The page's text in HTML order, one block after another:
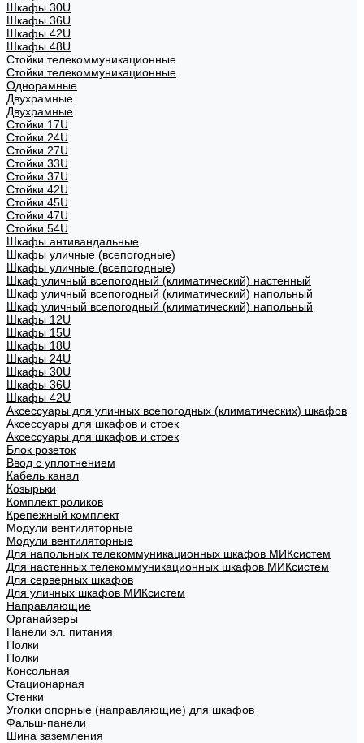
Шкафы 30U
Шкафы 36U
Шкафы 42U
Шкафы 48U
Стойки телекоммуникационные
Стойки телекоммуникационные
Однорамные
Двухрамные
Двухрамные
Стойки 17U
Стойки 24U
Стойки 27U
Стойки 33U
Стойки 37U
Стойки 42U
Стойки 45U
Стойки 47U
Стойки 54U
Шкафы антивандальные
Шкафы уличные (всепогодные)
Шкафы уличные (всепогодные)
Шкаф уличный всепогодный (климатический) настенный
Шкаф уличный всепогодный (климатический) напольный
Шкаф уличный всепогодный (климатический) напольный
Шкафы 12U
Шкафы 15U
Шкафы 18U
Шкафы 24U
Шкафы 30U
Шкафы 36U
Шкафы 42U
Аксессуары для уличных всепогодных (климатических) шкафов
Аксессуары для шкафов и стоек
Аксессуары для шкафов и стоек
Блок розеток
Ввод с уплотнением
Кабель канал
Козырьки
Комплект роликов
Крепежный комплект
Модули вентиляторные
Модули вентиляторные
Для напольных телекоммуникационных шкафов МИКсистем
Для настенных телекоммуникационных шкафов МИКсистем
Для серверных шкафов
Для уличных шкафов МИКсистем
Направляющие
Органайзеры
Панели эл. питания
Полки
Полки
Консольная
Стационарная
Стенки
Уголки опорные (направляющие) для шкафов
Фальш-панели
Шина заземления